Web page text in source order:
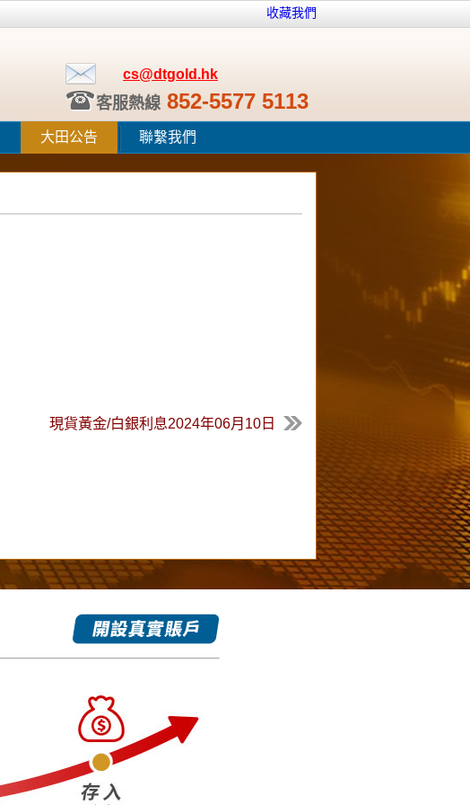
收藏我們
cs@dtgold.hk
客服熱線 852-5577 5113
大田公告 聯繫我們
現貨黃金/白銀利息2024年06月10日